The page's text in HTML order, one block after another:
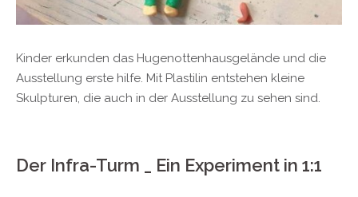
Kinder erkunden das Hugenottenhausgelände und die
Ausstellung erste hilfe. Mit Plastilin entstehen kleine
Skulpturen, die auch in der Ausstellung zu sehen sind.
Der Infra-Turm _ Ein Experiment in 1:1